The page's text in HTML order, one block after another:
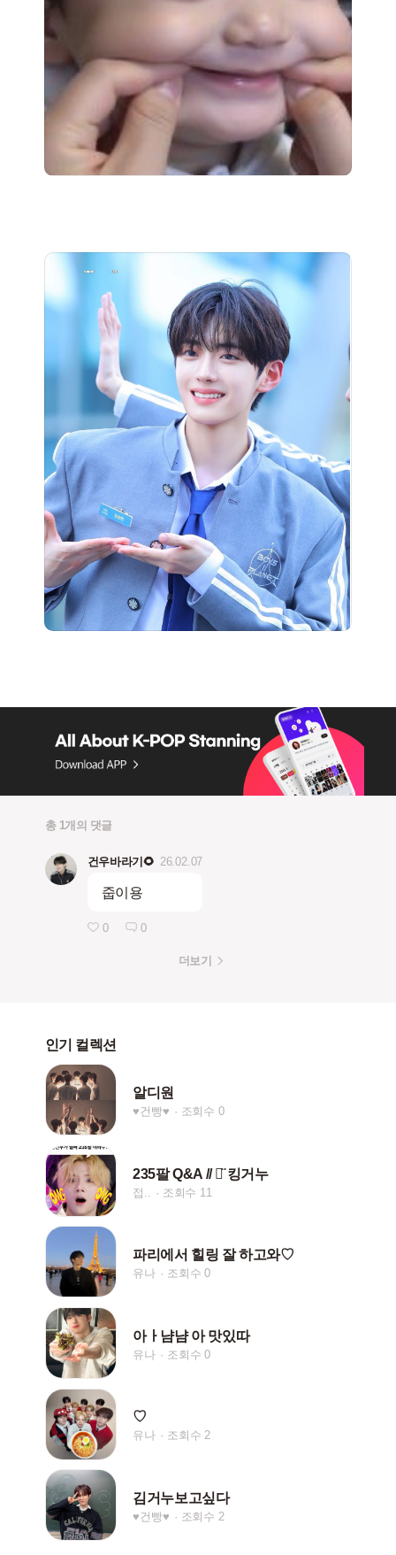
총 1개의 댓글
건우바라기🌻 26.02.07
줍이용
0 0
더보기
인기 컬렉션
알디원
♥︎건빵♥︎ 조회수 0
235팔 Q&A // ‪ᯅ̈ 킹거누
접.. 조회수 11
파리에서 힐링 잘 하고와♡
유나 조회수 0
아ㅏ냠냠 아 맛있따
유나 조회수 0
♡
유나 조회수 2
김거누보고싶다
♥︎건빵♥︎ 조회수 2